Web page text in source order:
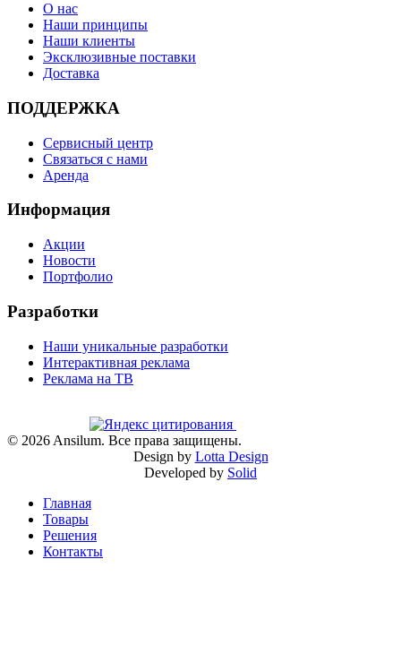
О нас
Наши принципы
Наши клиенты
Эксклюзивные поставки
Доставка
ПОДДЕРЖКА
Сервисный центр
Связаться с нами
Аренда
Информация
Акции
Новости
Портфолио
Разработки
Наши уникальные разработки
Интерактивная реклама
Реклама на ТВ
© 2026 Ansilum. Все права защищены.
Design by Lotta Design
Developed by Solid
Главная
Товары
Решения
Контакты